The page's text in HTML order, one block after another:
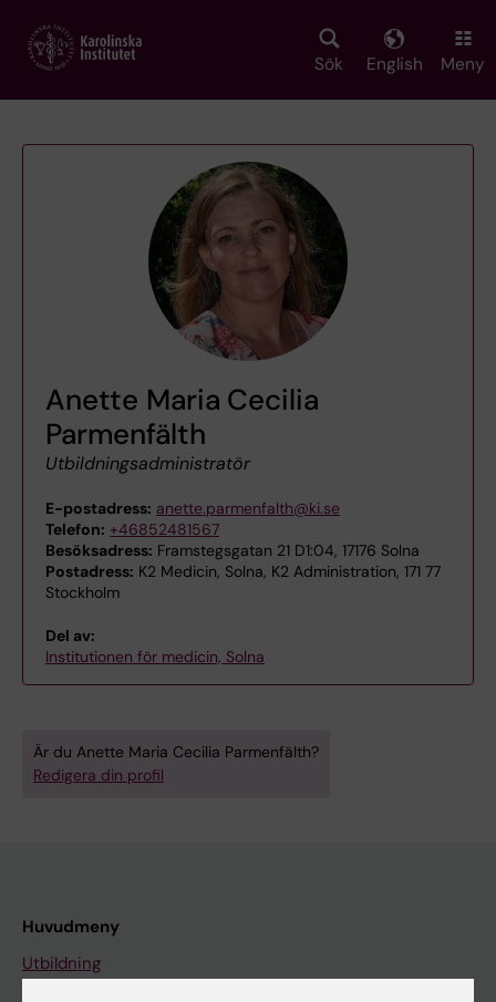
main
Sök English Meny
Anette Maria Cecilia
Parmenfälth
Utbildningsadministratör
E-postadress: anette.parmenfalth@ki.se
Telefon: +46852481567
Besöksadress: Framstegsgatan 21 D1:04, 17176 Solna
Postadress: K2 Medicin, Solna, K2 Administration, 171 77
Stockholm
Del av:
Institutionen för medicin, Solna
Är du Anette Maria Cecilia Parmenfälth?
Redigera din profil
Huvudmeny
Utbildning